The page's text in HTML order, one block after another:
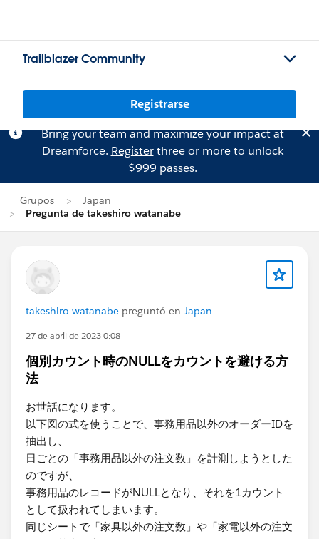
Trailblazer Community
Registrarse
Bring your team and maximize your impact at
Dreamforce. Registerthree or more to unlock
$999 passes.
Grupos
Japan
Pregunta de takeshiro watanabe
takeshiro watanabe preguntó en Japan
27 de abril de 2023 0:08
個別カウント時のNULLをカウントを避ける方
法
お世話になります。
以下図の式を使うことで、事務用品以外のオーダーIDを
抽出し、
日ごとの「事務用品以外の注文数」を計測しようとした
のですが、
事務用品のレコードがNULLとなり、それを1カウント
として扱われてしまいます。
同じシートで「家具以外の注文数」や「家電以外の注文